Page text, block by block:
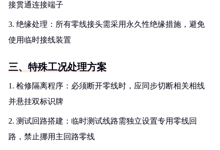
接贯通连接端子
3. 绝缘处理：所有零线接头需采用永久性绝缘措施，避免
使用临时接线装置
三、特殊工况处理方案
1. 检修隔离程序：必须断开零线时，应同步切断相关相线
并悬挂双标识牌
2. 测试回路搭建：临时测试线路需独立设置专用零线回
路，禁止挪用主回路零线